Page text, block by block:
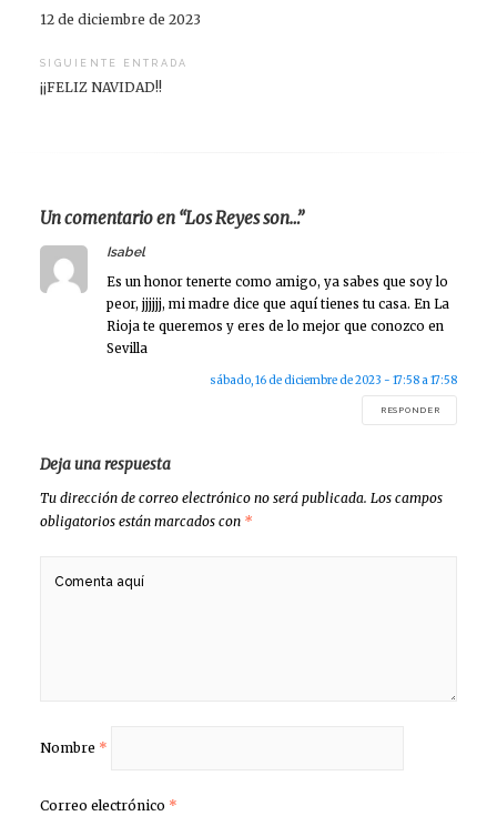
de
entradas
12 de diciembre de 2023
SIGUIENTE ENTRADA
¡¡FELIZ NAVIDAD!!
Un comentario en “Los Reyes son…”
Isabelsays:
Es un honor tenerte como amigo, ya sabes que soy lo
peor, jjjjjj, mi madre dice que aquí tienes tu casa. En La
Rioja te queremos y eres de lo mejor que conozco en
Sevilla
sábado, 16 de diciembre de 2023 - 17:58 a 17:58
RESPONDER
Deja una respuesta
Tu dirección de correo electrónico no será publicada. Los campos
obligatorios están marcados con *
Nombre *
Correo electrónico *